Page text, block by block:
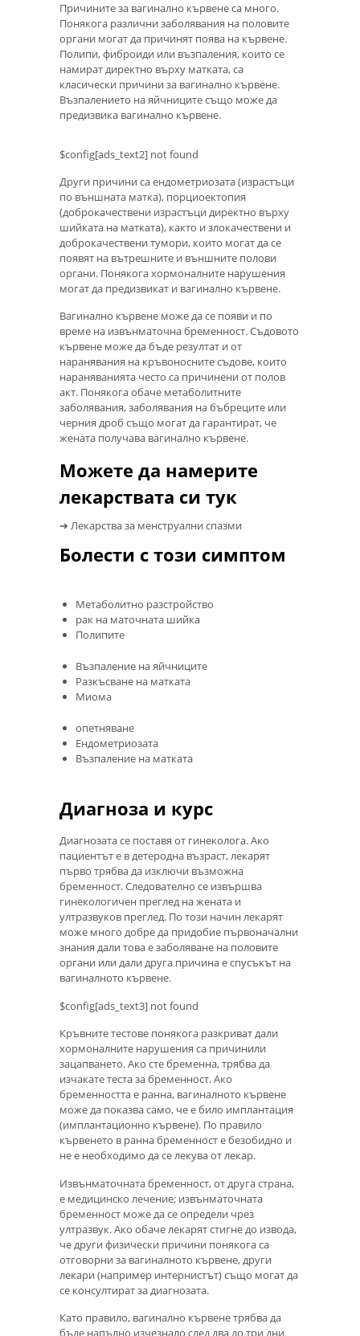
Причините за вагинално кървене са много.
Понякога различни заболявания на половите
органи могат да причинят поява на кървене.
Полипи, фиброиди или възпаления, които се
намират директно върху матката, са
класически причини за вагинално кървене.
Възпалението на яйчниците също може да
предизвика вагинално кървене.
$config[ads_text2] not found
Други причини са ендометриозата (израстъци
по външната матка), порциоектопия
(доброкачествени израстъци директно върху
шийката на матката), както и злокачествени и
доброкачествени тумори, които могат да се
появят на вътрешните и външните полови
органи. Понякога хормоналните нарушения
могат да предизвикат и вагинално кървене.
Вагинално кървене може да се появи и по
време на извънматочна бременност. Съдовото
кървене може да бъде резултат и от
наранявания на кръвоносните съдове, които
нараняванията често са причинени от полов
акт. Понякога обаче метаболитните
заболявания, заболявания на бъбреците или
черния дроб също могат да гарантират, че
жената получава вагинално кървене.
Можете да намерите
лекарствата си тук
➔ Лекарства за менструални спазми
Болести с този симптом
Метаболитно разстройство
рак на маточната шийка
Полипите
Възпаление на яйчниците
Разкъсване на матката
Миома
опетняване
Ендометриозата
Възпаление на матката
Диагноза и курс
Диагнозата се поставя от гинеколога. Ако
пациентът е в детеродна възраст, лекарят
първо трябва да изключи възможна
бременност. Следователно се извършва
гинекологичен преглед на жената и
ултразвуков преглед. По този начин лекарят
може много добре да придобие първоначални
знания дали това е заболяване на половите
органи или дали друга причина е спусъкът на
вагиналното кървене.
$config[ads_text3] not found
Кръвните тестове понякога разкриват дали
хормоналните нарушения са причинили
зацапването. Ако сте бременна, трябва да
изчакате теста за бременност. Ако
бременността е ранна, вагиналното кървене
може да показва само, че е било имплантация
(имплантационно кървене). По правило
кървенето в ранна бременност е безобидно и
не е необходимо да се лекува от лекар.
Извънматочната бременност, от друга страна,
е медицинско лечение; извънматочната
бременност може да се определи чрез
ултразвук. Ако обаче лекарят стигне до извода,
че други физически причини понякога са
отговорни за вагиналното кървене, други
лекари (например интернистът) също могат да
се консултират за диагнозата.
Като правило, вагинално кървене трябва да
бъде напълно изчезнало след два до три дни.